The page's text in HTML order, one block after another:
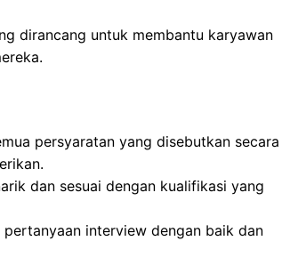
dirancang untuk membantu karyawan
persyaratan yang disebutkan secara
dan sesuai dengan kualifikasi yang
interview dengan baik dan